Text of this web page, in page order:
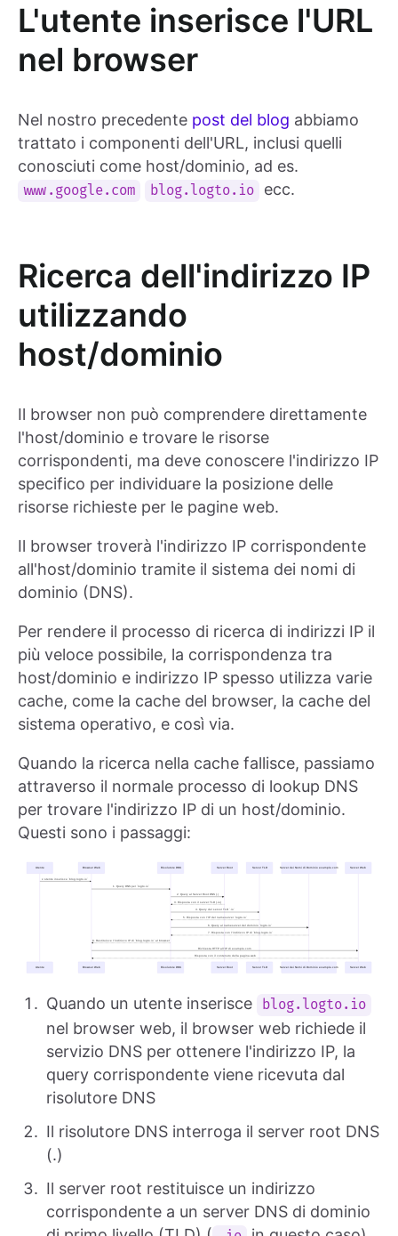
L'utente inserisce l'URL
nel browser
Nel nostro precedente post del blog abbiamo
trattato i componenti dell'URL, inclusi quelli
conosciuti come host/dominio, ad es.
www.google.com blog.logto.io ecc.
Ricerca dell'indirizzo IP
utilizzando
host/dominio
Il browser non può comprendere direttamente
l'host/dominio e trovare le risorse
corrispondenti, ma deve conoscere l'indirizzo IP
specifico per individuare la posizione delle
risorse richieste per le pagine web.
Il browser troverà l'indirizzo IP corrispondente
all'host/dominio tramite il sistema dei nomi di
dominio (DNS).
Per rendere il processo di ricerca di indirizzi IP il
più veloce possibile, la corrispondenza tra
host/dominio e indirizzo IP spesso utilizza varie
cache, come la cache del browser, la cache del
sistema operativo, e così via.
Quando la ricerca nella cache fallisce, passiamo
attraverso il normale processo di lookup DNS
per trovare l'indirizzo IP di un host/dominio.
Questi sono i passaggi:
Quando un utente inserisce blog.logto.io
nel browser web, il browser web richiede il
servizio DNS per ottenere l'indirizzo IP, la
query corrispondente viene ricevuta dal
risolutore DNS
Il risolutore DNS interroga il server root DNS
(.)
Il server root restituisce un indirizzo
corrispondente a un server DNS di dominio